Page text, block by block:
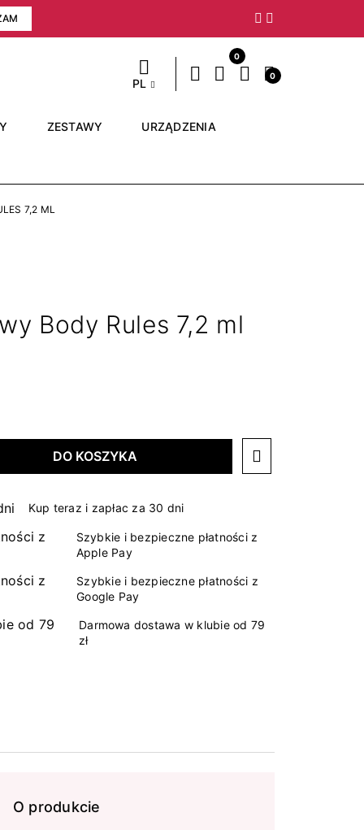
Następny
PL
0
0
ZESTAWY URZĄDZENIA
7,2 ML
Body Rules 7,2 ml
DO KOSZYKA
Kup teraz i zapłac za 30 dni
Szybkie i bezpieczne płatności z
Apple Pay
Szybkie i bezpieczne płatności z
Google Pay
Darmowa dostawa w klubie od 79
zł
O produkcie